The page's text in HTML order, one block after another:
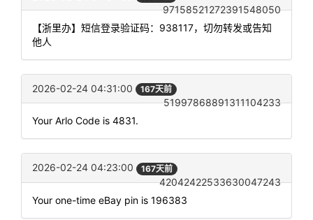
97158521272391548050
【浙里办】短信登录验证码：938117，切勿转发或告知
他人
2026-02-24 04:31:00 167天前
51997868891311104233
Your Arlo Code is 4831.
2026-02-24 04:23:00 167天前
42042422533630047243
Your one-time eBay pin is 196383